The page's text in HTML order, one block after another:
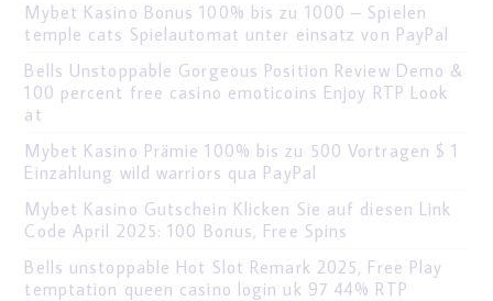
Mybet Kasino Bonus 100% bis zu 1000 – Spielen
temple cats Spielautomat unter einsatz von PayPal
Bells Unstoppable Gorgeous Position Review Demo &
100 percent free casino emoticoins Enjoy RTP Look
at
Mybet Kasino Prämie 100% bis zu 500 Vortragen $ 1
Einzahlung wild warriors qua PayPal
Mybet Kasino Gutschein Klicken Sie auf diesen Link
Code April 2025: 100 Bonus, Free Spins
Bells unstoppable Hot Slot Remark 2025, Free Play
temptation queen casino login uk 97 44% RTP